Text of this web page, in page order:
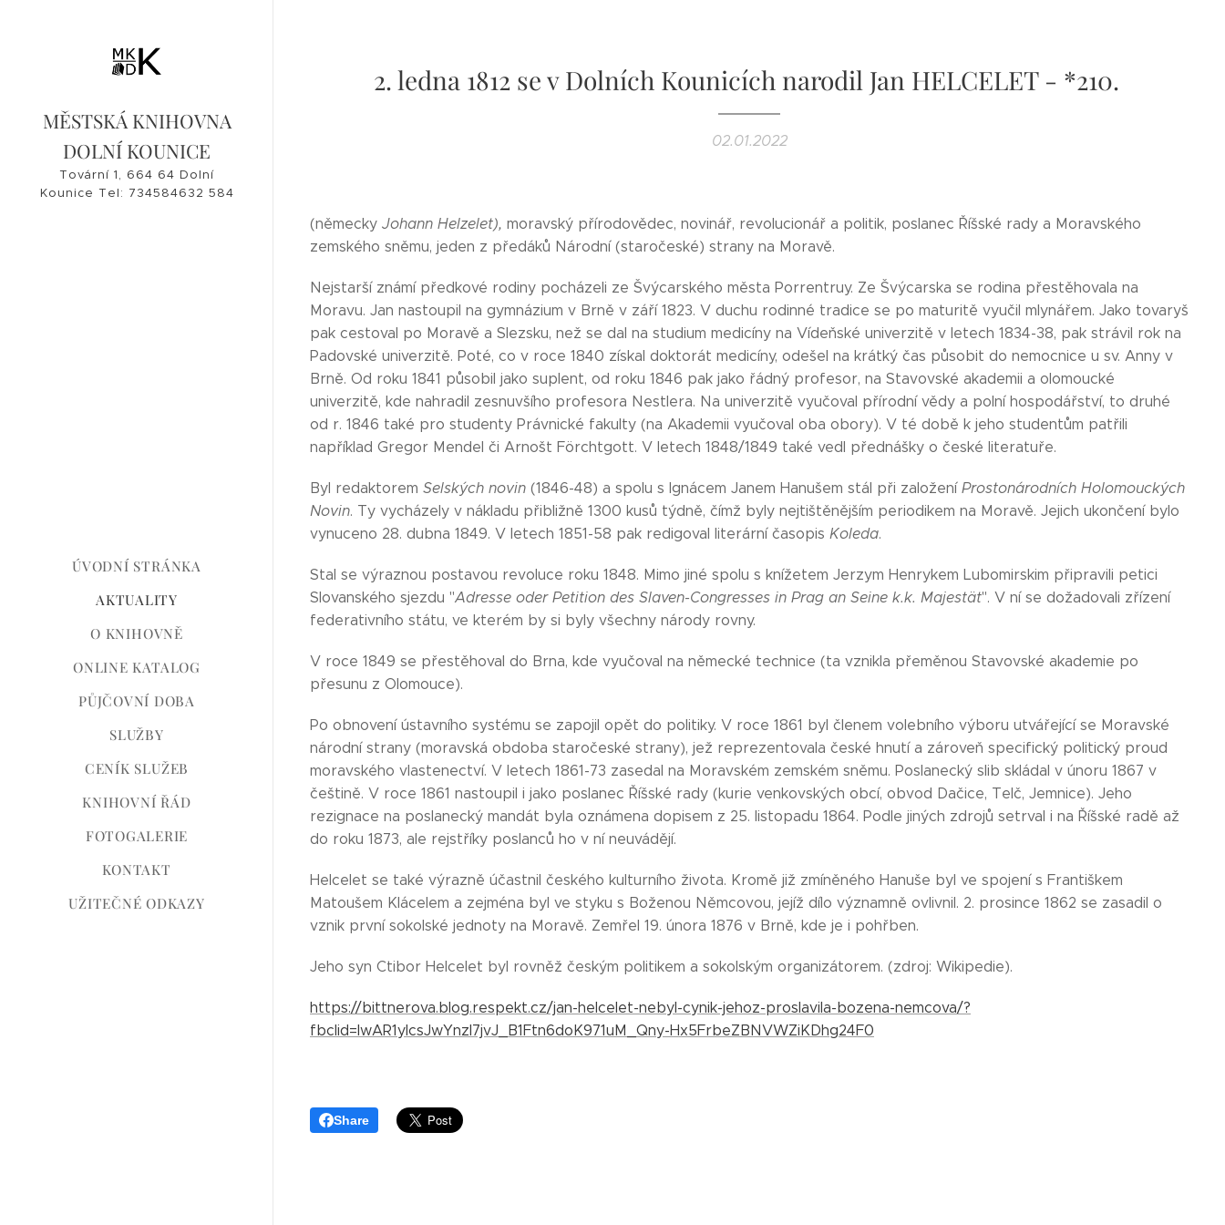
MĚSTSKÁ KNIHOVNA
DOLNÍ KOUNICE
Tovární 1, 664 64 Dolní
Kounice Tel: 734584632 584
ÚVODNÍ STRÁNKA
AKTUALITY
O KNIHOVNĚ
ONLINE KATALOG
PŮJČOVNÍ DOBA
SLUŽBY
CENÍK SLUŽEB
KNIHOVNÍ ŘÁD
FOTOGALERIE
KONTAKT
UŽITEČNÉ ODKAZY
2. ledna 1812 se v Dolních Kounicích narodil Jan HELCELET - *210.
02.01.2022
(německy Johann Helzelet), moravský přírodovědec, novinář, revolucionář a politik, poslanec Říšské rady a Moravského
zemského sněmu, jeden z předáků Národní (staročeské) strany na Moravě.
Nejstarší známí předkové rodiny pocházeli ze Švýcarského města Porrentruy. Ze Švýcarska se rodina přestěhovala na
Moravu. Jan nastoupil na gymnázium v Brně v září 1823. V duchu rodinné tradice se po maturitě vyučil mlynářem. Jako tovaryš
pak cestoval po Moravě a Slezsku, než se dal na studium medicíny na Vídeňské univerzitě v letech 1834-38, pak strávil rok na
Padovské univerzitě. Poté, co v roce 1840 získal doktorát medicíny, odešel na krátký čas působit do nemocnice u sv. Anny v
Brně. Od roku 1841 působil jako suplent, od roku 1846 pak jako řádný profesor, na Stavovské akademii a olomoucké
univerzitě, kde nahradil zesnuvšího profesora Nestlera. Na univerzitě vyučoval přírodní vědy a polní hospodářství, to druhé
od r. 1846 také pro studenty Právnické fakulty (na Akademii vyučoval oba obory). V té době k jeho studentům patřili
například Gregor Mendel či Arnošt Förchtgott. V letech 1848/1849 také vedl přednášky o české literatuře.
Byl redaktorem Selských novin (1846-48) a spolu s Ignácem Janem Hanušem stál při založení Prostonárodních Holomouckých
Novin. Ty vycházely v nákladu přibližně 1300 kusů týdně, čímž byly nejtištěnějším periodikem na Moravě. Jejich ukončení bylo
vynuceno 28. dubna 1849. V letech 1851-58 pak redigoval literární časopis Koleda.
Stal se výraznou postavou revoluce roku 1848. Mimo jiné spolu s knížetem Jerzym Henrykem Lubomirskim připravili petici
Slovanského sjezdu "Adresse oder Petition des Slaven-Congresses in Prag an Seine k.k. Majestät". V ní se dožadovali zřízení
federativního státu, ve kterém by si byly všechny národy rovny.
V roce 1849 se přestěhoval do Brna, kde vyučoval na německé technice (ta vznikla přeměnou Stavovské akademie po
přesunu z Olomouce).
Po obnovení ústavního systému se zapojil opět do politiky. V roce 1861 byl členem volebního výboru utvářející se Moravské
národní strany (moravská obdoba staročeské strany), jež reprezentovala české hnutí a zároveň specifický politický proud
moravského vlastenectví. V letech 1861-73 zasedal na Moravském zemském sněmu. Poslanecký slib skládal v únoru 1867 v
češtině. V roce 1861 nastoupil i jako poslanec Říšské rady (kurie venkovských obcí, obvod Dačice, Telč, Jemnice). Jeho
rezignace na poslanecký mandát byla oznámena dopisem z 25. listopadu 1864. Podle jiných zdrojů setrval i na Říšské radě až
do roku 1873, ale rejstříky poslanců ho v ní neuvádějí.
Helcelet se také výrazně účastnil českého kulturního života. Kromě již zmíněného Hanuše byl ve spojení s Františkem
Matoušem Klácelem a zejména byl ve styku s Boženou Němcovou, jejíž dílo významně ovlivnil. 2. prosince 1862 se zasadil o
vznik první sokolské jednoty na Moravě. Zemřel 19. února 1876 v Brně, kde je i pohřben.
Jeho syn Ctibor Helcelet byl rovněž českým politikem a sokolským organizátorem. (zdroj: Wikipedie).
https://bittnerova.blog.respekt.cz/jan-helcelet-nebyl-cynik-jehoz-proslavila-bozena-nemcova/?
fbclid=IwAR1ylcsJwYnzl7jvJ_B1Ftn6doK971uM_Qny-Hx5FrbeZBNVWZiKDhg24F0
Share